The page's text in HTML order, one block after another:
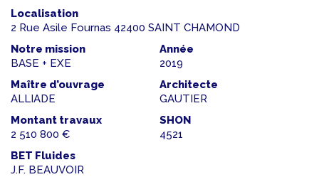
Localisation
2 Rue Asile Fournas 42400 SAINT CHAMOND
Notre mission
BASE + EXE
Année
2019
Maître d’ouvrage
ALLIADE
Architecte
GAUTIER
Montant travaux
2 510 800 €
SHON
4521
BET Fluides
J.F. BEAUVOIR